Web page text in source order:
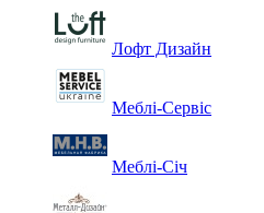
Лофт Дизайн
Меблі-Сервіс
Меблі-Січ